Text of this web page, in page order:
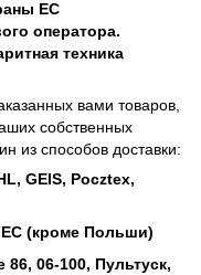
ЕС
оператора.
техника
вами товаров,
собственных
из способов доставки:
GEIS, Pocztex,
ЕС (кроме Польши)
06-100, Пультуск,